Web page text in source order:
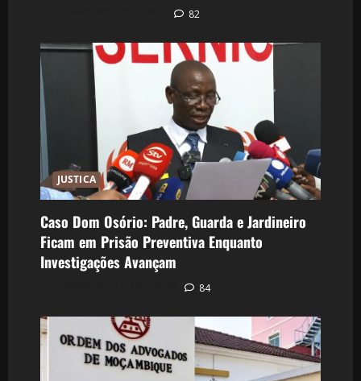
82
JUSTICA
Caso Dom Osório: Padre, Guarda e Jardineiro
Ficam em Prisão Preventiva Enquanto
Investigações Avançam
84